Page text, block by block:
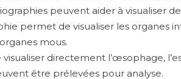
peuvent aider à visualiser
permet de visualiser les organes
mous.
visualiser directement l’œsophage,
être prélevées pour analyse.